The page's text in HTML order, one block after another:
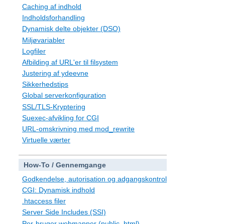
Caching af indhold
Indholdsforhandling
Dynamisk delte objekter (DSO)
Miljøvariabler
Logfiler
Afbilding af URL'er til filsystem
Justering af ydeevne
Sikkerhedstips
Global serverkonfiguration
SSL/TLS-Kryptering
Suexec-afvikling for CGI
URL-omskrivning med mod_rewrite
Virtuelle værter
How-To / Gennemgange
Godkendelse, autorisation og adgangskontrol
CGI: Dynamisk indhold
.htaccess filer
Server Side Includes (SSI)